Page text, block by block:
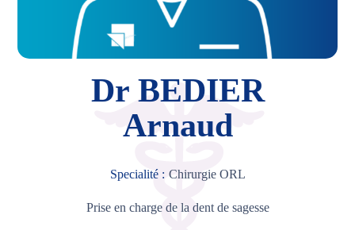
Dr BEDIER
Arnaud
Specialité : Chirurgie ORL
Prise en charge de la dent de sagesse